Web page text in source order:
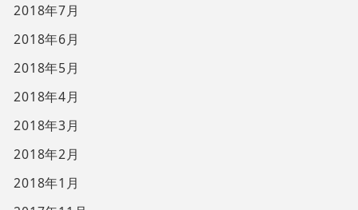
2018年7月
2018年6月
2018年5月
2018年4月
2018年3月
2018年2月
2018年1月